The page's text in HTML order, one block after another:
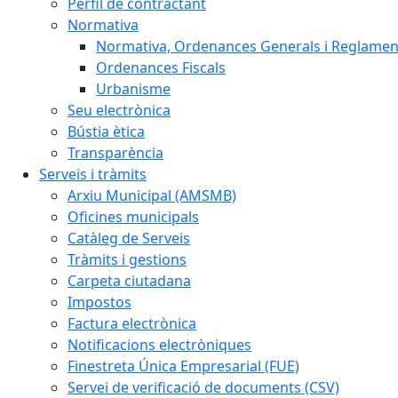
Normativa
Normativa, Ordenances Generals i
Ordenances Fiscals
Urbanisme
Seu electrònica
Bústia ètica
Transparència
Serveis i tràmits
Arxiu Municipal (AMSMB)
Oficines municipals
Catàleg de Serveis
Tràmits i gestions
Carpeta ciutadana
Impostos
Factura electrònica
Notificacions electròniques
Finestreta Única Empresarial (FUE)
Servei de verificació de documents (CSV)